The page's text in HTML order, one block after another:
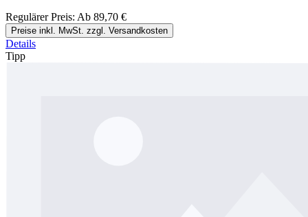
Regulärer Preis: Ab 89,70 €
Preise inkl. MwSt. zzgl. Versandkosten
Details
Tipp